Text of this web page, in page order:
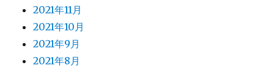
2021年11月
2021年10月
2021年9月
2021年8月